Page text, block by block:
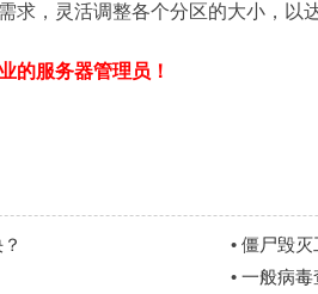
求，灵活调整各个分区的大小，以
的服务器管理员！
• 僵尸毁灭
• 一般病毒